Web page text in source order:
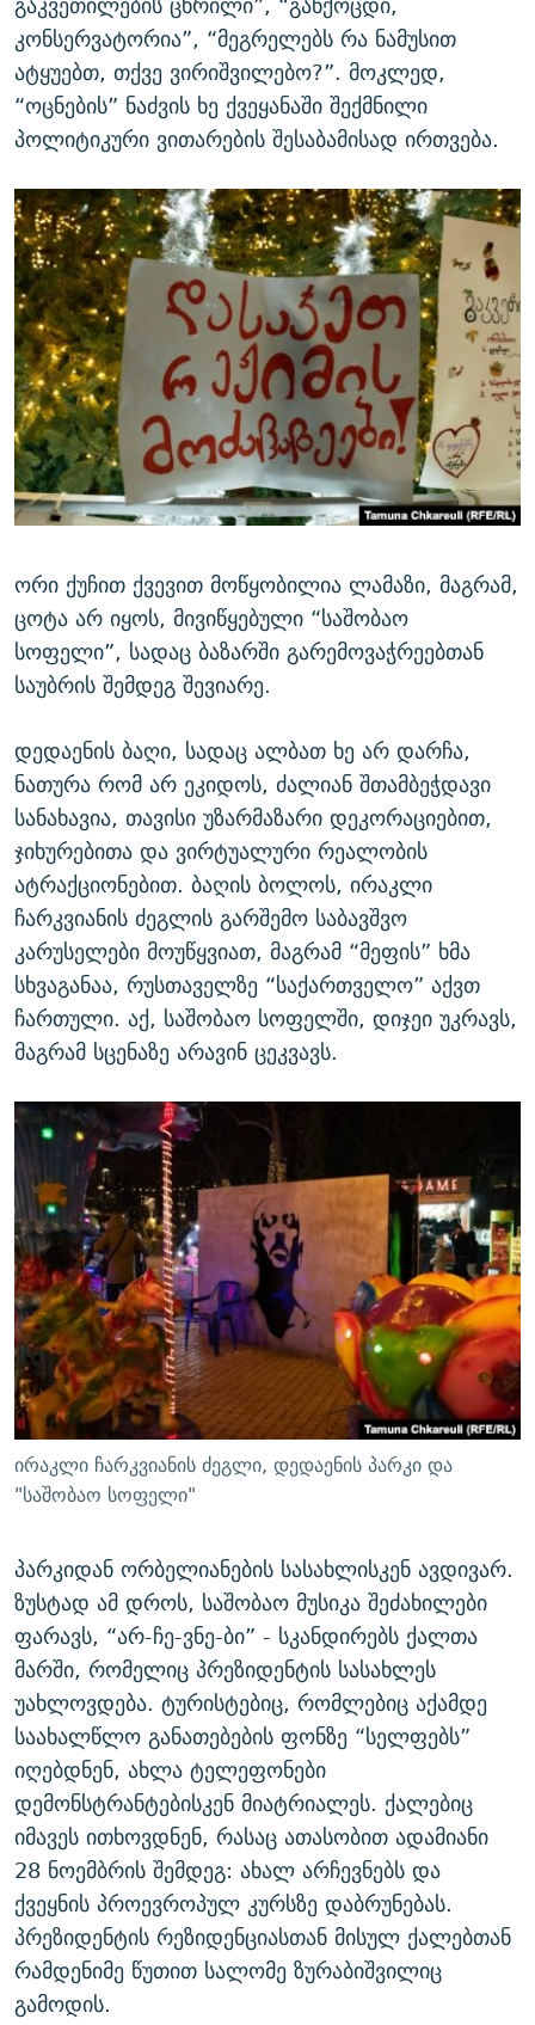
კონსერვატორია”, “მეგრელებს რა ნამუსით
ატყუებთ, თქვე ვირიშვილებო?”. მოკლედ,
“ოცნების” ნაძვის ხე ქვეყანაში შექმნილი
პოლიტიკური ვითარების შესაბამისად ირთვება.
ორი ქუჩით ქვევით მოწყობილია ლამაზი, მაგრამ,
ცოტა არ იყოს, მივიწყებული “საშობაო
სოფელი”, სადაც ბაზარში გარემოვაჭრეებთან
საუბრის შემდეგ შევიარე.
დედაენის ბაღი, სადაც ალბათ ხე არ დარჩა,
ნათურა რომ არ ეკიდოს, ძალიან შთამბეჭდავი
სანახავია, თავისი უზარმაზარი დეკორაციებით,
ჯიხურებითა და ვირტუალური რეალობის
ატრაქციონებით. ბაღის ბოლოს, ირაკლი
ჩარკვიანის ძეგლის გარშემო საბავშვო
კარუსელები მოუწყვიათ, მაგრამ “მეფის” ხმა
სხვაგანაა, რუსთაველზე “საქართველო” აქვთ
ჩართული. აქ, საშობაო სოფელში, დიჯეი უკრავს,
მაგრამ სცენაზე არავინ ცეკვავს.
ირაკლი ჩარკვიანის ძეგლი, დედაენის პარკი და
"საშობაო სოფელი"
პარკიდან ორბელიანების სასახლისკენ ავდივარ.
ზუსტად ამ დროს, საშობაო მუსიკა შეძახილები
ფარავს, “არ-ჩე-ვნე-ბი” - სკანდირებს ქალთა
მარში, რომელიც პრეზიდენტის სასახლეს
უახლოვდება. ტურისტებიც, რომლებიც აქამდე
საახალწლო განათებების ფონზე “სელფებს”
იღებდნენ, ახლა ტელეფონები
დემონსტრანტებისკენ მიატრიალეს. ქალებიც
იმავეს ითხოვდნენ, რასაც ათასობით ადამიანი
28 ნოემბრის შემდეგ: ახალ არჩევნებს და
ქვეყნის პროევროპულ კურსზე დაბრუნებას.
პრეზიდენტის რეზიდენციასთან მისულ ქალებთან
რამდენიმე წუთით სალომე ზურაბიშვილიც
გამოდის.